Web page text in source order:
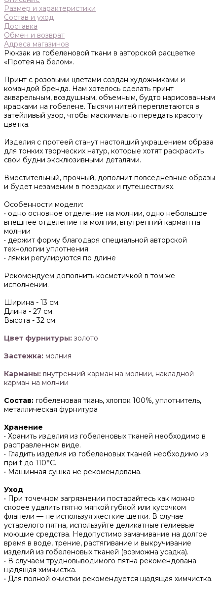
Размер и характеристики
Состав и уход
Доставка
Обмен и возврат
Адреса магазинов
Рюкзак из гобеленовой ткани в авторской расцветке
«Протея на белом».
Принт с розовыми цветами создан художниками и
командой бренда. Нам хотелось сделать принт
акварельным, воздушным, объемным, будто нарисованным
красками на гобелене. Тысячи нитей переплетаются в
затейливый узор, чтобы маскимально передать красоту
цветка.
Изделия с протеей станут настоящий украшением образа
для тонких творческих натур, которые хотят раскрасить
свои будни эксклюзивными деталями.
Вместительный, прочный, дополнит повседневные образы
и будет незаменим в поездках и путешествиях.
Особенности модели:
• одно основное отделение на молнии, одно небольшое
внешнее отделение на молнии, внутренний карман на
молнии
• держит форму благодаря специальной авторской
технологии уплотнения
• лямки регулируются по длине
Рекомендуем дополнить косметичкой в том же
исполнении.
Ширина - 13 см.
Длина - 27 см.
Высота -32 см.
Цвет фурнитуры: золото
Застежка: молния
Карманы: внутренний карман на молнии, накладной
карман на молнии
Состав: гобеленовая ткань, хлопок 100%, уплотнитель,
металлическая фурнитура
Хранение
• Хранить изделия из гобеленовых тканей необходимо в
расправленном виде.
• ‌Гладить изделия из гобеленовых тканей необходимо из
при t до 110°С.
• ‌Машинная сушка не рекомендована.
Уход
• При точечном загрязнении постарайтесь как можно
скорее удалить пятно мягкой губкой или кусочком
фланели — не используя жесткие щетки. В случае
устарелого пятна, используйте деликатные гелиевые
моющие средства. Недопустимо замачивание на долгое
время в воде, трение, растягивание и выкручивание
изделий из гобеленовых тканей (возможна усадка).
• В случаем трудновыводимого пятна рекомендована
щадящая химчистка.
• Для полной очистки рекомендуется щадящая химчистка.